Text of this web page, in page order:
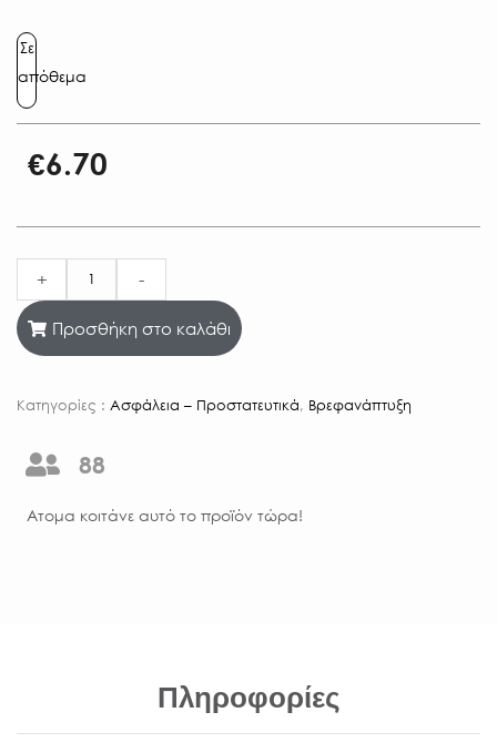
Σε
απόθεμα
€6.70
+ -
Προσθήκη στο καλάθι
Κατηγορίες : Ασφάλεια – Προστατευτικά, Βρεφανάπτυξη
88
Aτομα κοιτάνε αυτό το προϊόν τώρα!
Πληροφορίες